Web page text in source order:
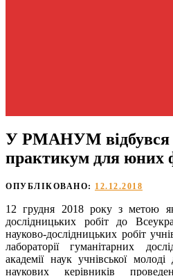
У РМАНУМ відбувся
практикум для юних
ОПУБЛІКОВАНО: 12.12.2018
12 грудня 2018 року з метою
дослідницьких робіт до
науково-дослідницьких робіт
лабораторії гуманітарних
академії наук учнівської
наукових керівників